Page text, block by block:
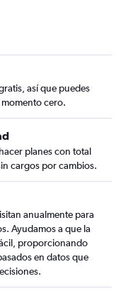
así que puedes
cero.
planes con total
cargos por cambios.
anualmente para
Ayudamos a que la
proporcionando
en datos que